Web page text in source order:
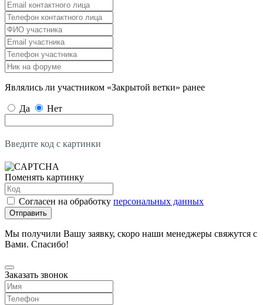
Являлись ли участником «Закрытой ветки» ранее
Да Нет
Введите код с картинки
Поменять картинку
Согласен на обработку персональных данных
Отправить
Мы получили Вашу заявку, скоро наши менеджеры свяжутся с
Вами. Спасибо!
Заказать звонок